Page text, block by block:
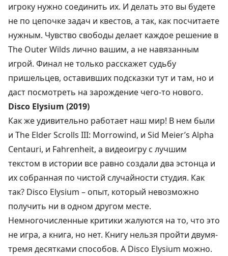
игроку нужно соединить их. И делать это вы будете
не по цепочке задач и квестов, а так, как посчитаете
нужным. Чувство свободы делает каждое решение в
The Outer Wilds лично вашим, а не навязанным
игрой. Финал не только расскажет судьбу
пришельцев, оставивших подсказки тут и там, но и
даст посмотреть на зарождение чего-то нового.
Disco Elysium (2019)
Как же удивительно работает наш мир! В нем были
и The Elder Scrolls III: Morrowind, и Sid Meier’s Alpha
Centauri, и Fahrenheit, а видеоигру с лучшим
текстом в истории все равно создали два эстонца и
их собранная по чистой случайности студия. Как
так? Disco Elysium – опыт, который невозможно
получить ни в одном другом месте.
Немногочисленные критики жалуются на то, что это
не игра, а книга, но нет. Книгу нельзя пройти двумя-
тремя десятками способов. А Disco Elysium можно.